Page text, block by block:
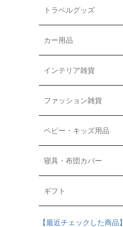
トラベルグッズ
カー用品
インテリア雑貨
ファッション雑貨
ベビー・キッズ用品
寝具・布団カバー
ギフト
【最近チェックした商品】